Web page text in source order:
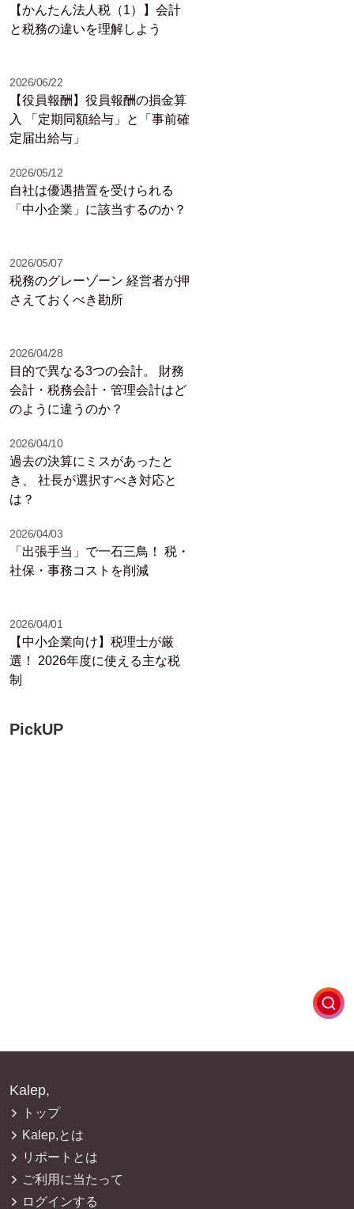
【かんたん法人税（1）】会計
と税務の違いを理解しよう
2026/06/22
【役員報酬】役員報酬の損金算
入 「定期同額給与」と「事前確
定届出給与」
2026/05/12
自社は優遇措置を受けられる
「中小企業」に該当するのか？
2026/05/07
税務のグレーゾーン 経営者が押
さえておくべき勘所
2026/04/28
目的で異なる3つの会計。 財務
会計・税務会計・管理会計はど
のように違うのか？
2026/04/10
過去の決算にミスがあったと
き、 社長が選択すべき対応と
は？
2026/04/03
「出張手当」で一石三鳥！ 税・
社保・事務コストを削減
2026/04/01
【中小企業向け】税理士が厳
選！ 2026年度に使える主な税
制
PickUP
Kalep,
トップ
Kalep,とは
リポートとは
ご利用に当たって
ログインする